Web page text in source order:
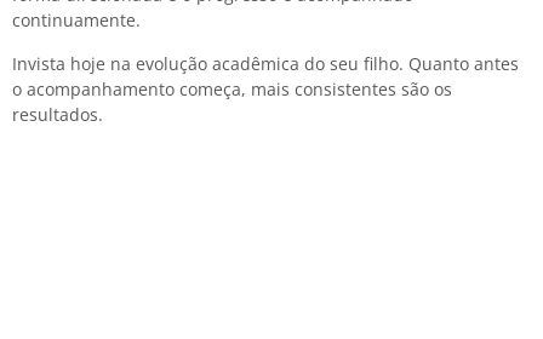
continuamente.
Invista hoje na evolução acadêmica do seu filho. Quanto antes
o acompanhamento começa, mais consistentes são os
resultados.